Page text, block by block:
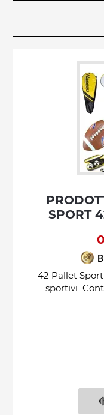
PRODOTTI PER LO SPORT
SPORT
42 Pallet
sportivi